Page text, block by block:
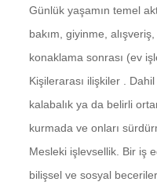
Günlük yaşamın temel
bakım, giyinme,
konaklama sonrası (ev
Kişilerarası ilişkiler .
kalabalık ya da belirli
kurmada ve onları
Mesleki işlevsellik. Bir iş
bilişsel ve sosyal